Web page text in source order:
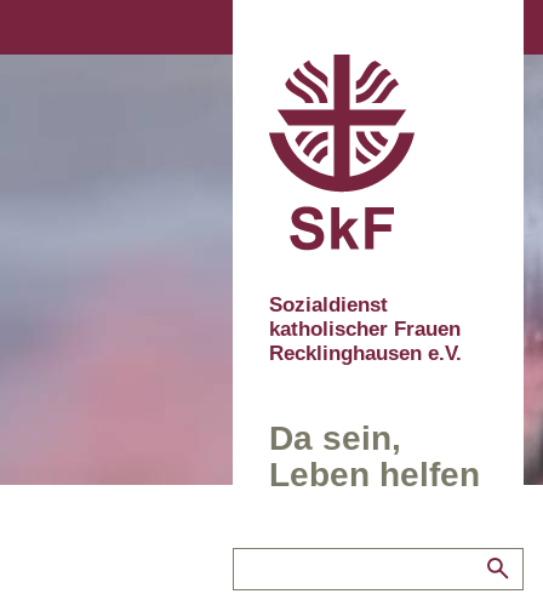
Sozialdienst
katholischer Frauen
Recklinghausen e.V.
Da sein,
Leben helfen